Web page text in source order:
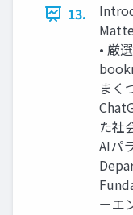
13.
• 厳
まく
た社
AIパ
ーエ